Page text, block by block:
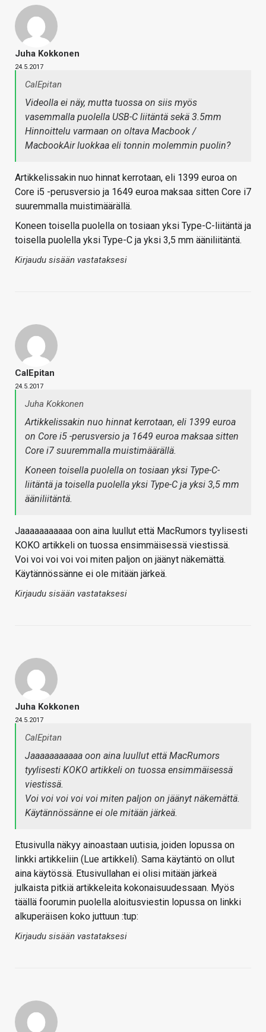
Juha Kokkonen
24.5.2017
CalEpitan
Videolla ei näy, mutta tuossa on siis myös
vasemmalla puolella USB-C liitäntä sekä 3.5mm
Hinnoittelu varmaan on oltava Macbook /
MacbookAir luokkaa eli tonnin molemmin puolin?
Artikkelissakin nuo hinnat kerrotaan, eli 1399 euroa on
Core i5 -perusversio ja 1649 euroa maksaa sitten Core i7
suuremmalla muistimäärällä.
Koneen toisella puolella on tosiaan yksi Type-C-liitäntä ja
toisella puolella yksi Type-C ja yksi 3,5 mm ääniliitäntä.
Kirjaudu sisään vastataksesi
CalEpitan
24.5.2017
Juha Kokkonen
Artikkelissakin nuo hinnat kerrotaan, eli 1399 euroa
on Core i5 -perusversio ja 1649 euroa maksaa sitten
Core i7 suuremmalla muistimäärällä.
Koneen toisella puolella on tosiaan yksi Type-C-
liitäntä ja toisella puolella yksi Type-C ja yksi 3,5 mm
ääniliitäntä.
Jaaaaaaaaaaa oon aina luullut että MacRumors tyylisesti
KOKO artikkeli on tuossa ensimmäisessä viestissä.
Voi voi voi voi voi miten paljon on jäänyt näkemättä.
Käytännössänne ei ole mitään järkeä.
Kirjaudu sisään vastataksesi
Juha Kokkonen
24.5.2017
CalEpitan
Jaaaaaaaaaaa oon aina luullut että MacRumors
tyylisesti KOKO artikkeli on tuossa ensimmäisessä
viestissä.
Voi voi voi voi voi miten paljon on jäänyt näkemättä.
Käytännössänne ei ole mitään järkeä.
Etusivulla näkyy ainoastaan uutisia, joiden lopussa on
linkki artikkeliin (Lue artikkeli). Sama käytäntö on ollut
aina käytössä. Etusivullahan ei olisi mitään järkeä
julkaista pitkiä artikkeleita kokonaisuudessaan. Myös
täällä foorumin puolella aloitusviestin lopussa on linkki
alkuperäisen koko juttuun :tup:
Kirjaudu sisään vastataksesi